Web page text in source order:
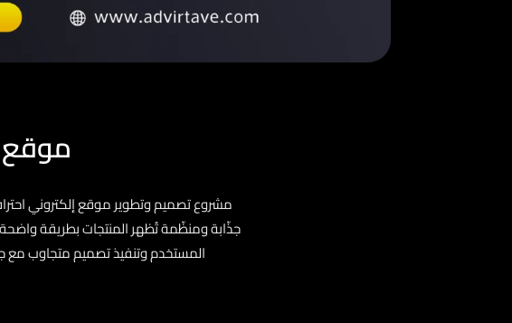
موقع
مشروع تصميم وتطوير موقع إلكتروني
جذّابة ومنظّمة تُظهر المنتجات بطريقة
المستخدم وتنفيذ تصميم متجاوب مع